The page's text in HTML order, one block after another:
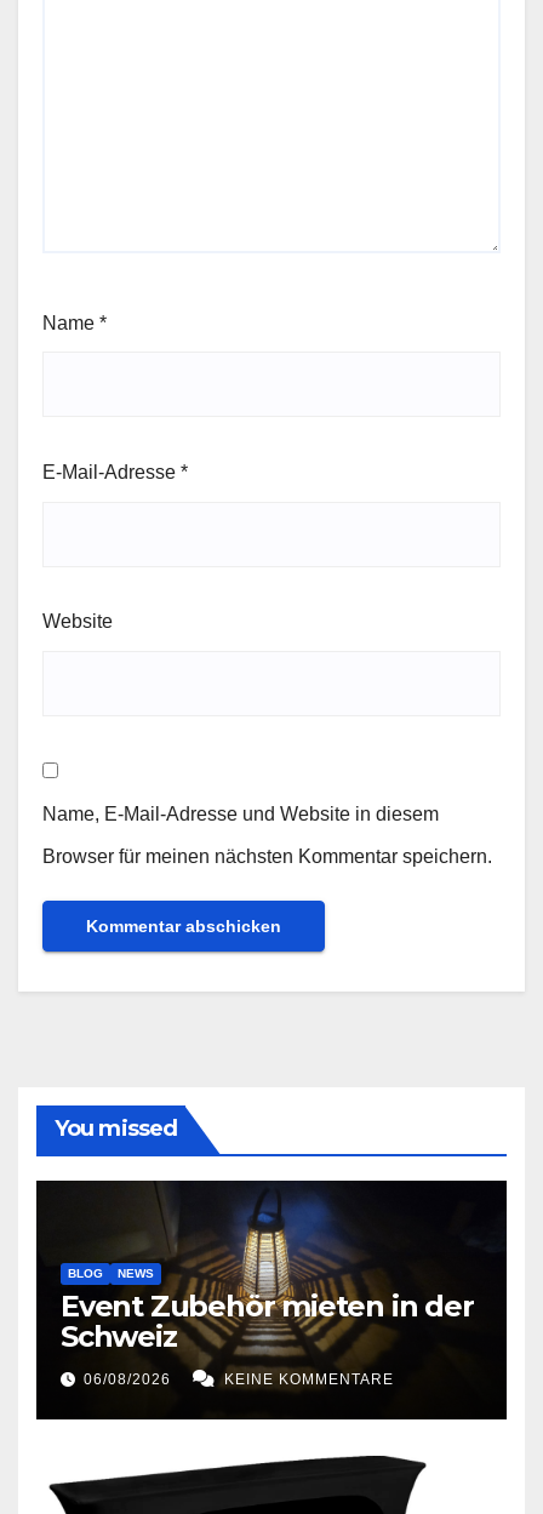
Name *
E-Mail-Adresse *
Website
Name, E-Mail-Adresse und Website in diesem
Browser für meinen nächsten Kommentar speichern.
You missed
BLOG NEWS
Event Zubehör mieten in der
Schweiz
06/08/2026 KEINE KOMMENTARE